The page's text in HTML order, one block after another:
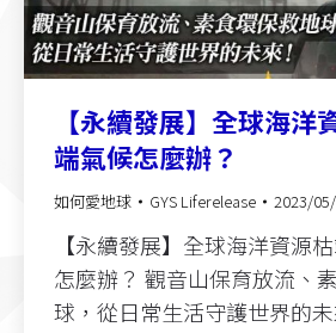
【永續發展】全球海洋
端氣候怎麼辦？
如何愛地球 GYS Liferelease 2023/
【永續發展】全球海洋資源
怎麼辦？ 觀音山保育放流、
球，從日常生活守護世界的